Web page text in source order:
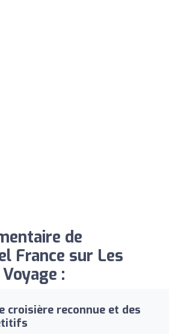
de
France sur Les
:
croisière reconnue et des